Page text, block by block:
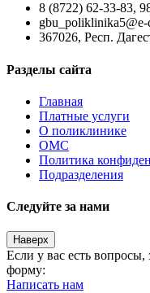
8 (8722) 62-33-83,
gbu_poliklinika5@e-
367026, Респ.
Разделы сайта
Главная
Платные услуги
О поликлинике
ОМС
Политика
Подразделения
Следуйте за нами
Наверх
Если у вас есть вопросы,
форму:
Написать нам